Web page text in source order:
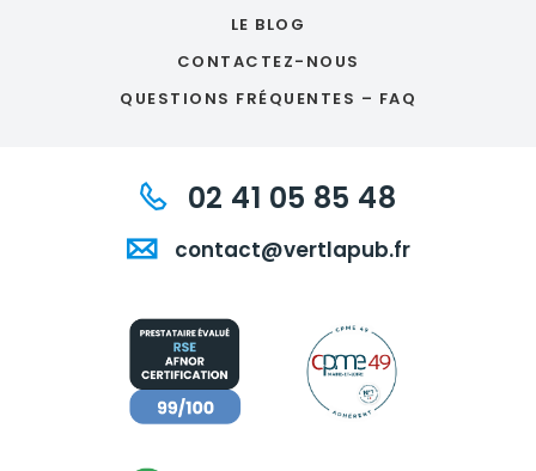
LE BLOG
CONTACTEZ-NOUS
QUESTIONS FRÉQUENTES – FAQ
02 41 05 85 48
contact@vertlapub.fr